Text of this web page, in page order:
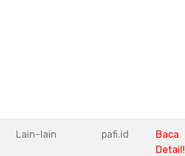
Lain-lain pafi.id
Baca
Detail!